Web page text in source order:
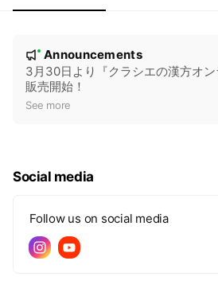
New
Announcements
3月30日より『クラシエの漢方オ
販売開始！
See more
Social media
Follow us on social media